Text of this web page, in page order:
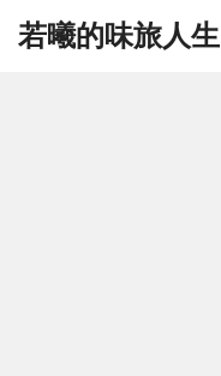
若曦的味旅人生